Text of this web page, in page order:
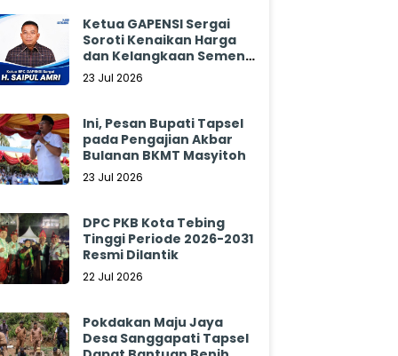
Ketua GAPENSI Sergai
Soroti Kenaikan Harga
dan Kelangkaan Semen,
Minta Pemerintah
23 Jul 2026
Ini, Pesan Bupati Tapsel
pada Pengajian Akbar
Bulanan BKMT Masyitoh
23 Jul 2026
DPC PKB Kota Tebing
Tinggi Periode 2026-2031
Resmi Dilantik
22 Jul 2026
Pokdakan Maju Jaya
Desa Sanggapati Tapsel